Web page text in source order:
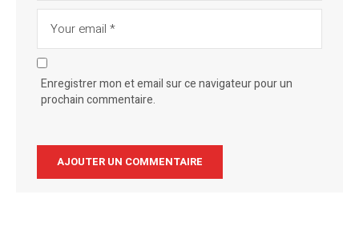
Enregistrer mon et email sur ce navigateur pour un
prochain commentaire.